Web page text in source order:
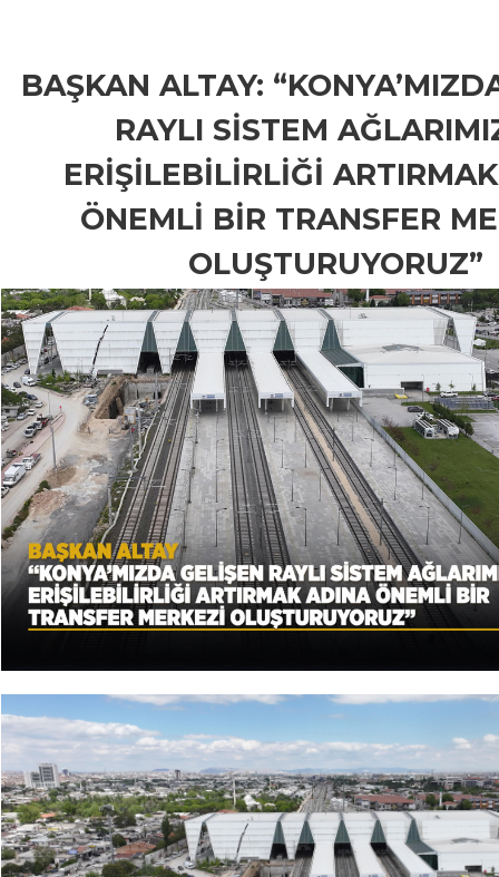
BAŞKAN ALTAY:
RAYLI SİSTEM
ERİŞİLEBİLİRLİĞİ
ÖNEMLİ BİR TRANSFER
OLUŞTURUYORUZ”